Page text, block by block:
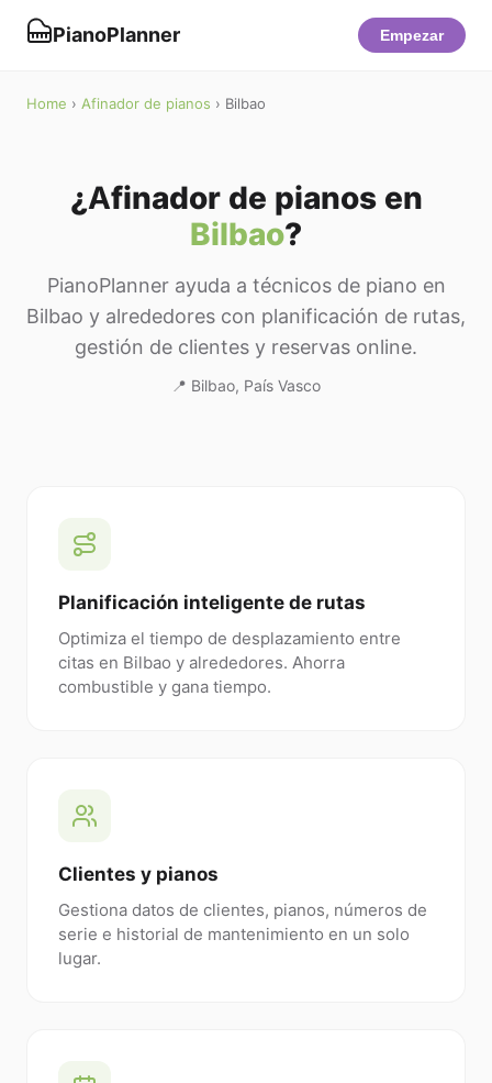
PianoPlanner Empezar
Home › Afinador de pianos › Bilbao
¿Afinador de pianos en
Bilbao?
PianoPlanner ayuda a técnicos de piano en
Bilbao y alrededores con planificación de rutas,
gestión de clientes y reservas online.
📍 Bilbao, País Vasco
Planificación inteligente de rutas
Optimiza el tiempo de desplazamiento entre
citas en Bilbao y alrededores. Ahorra
combustible y gana tiempo.
Clientes y pianos
Gestiona datos de clientes, pianos, números de
serie e historial de mantenimiento en un solo
lugar.